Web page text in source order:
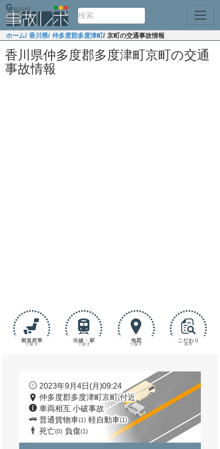
ホーム/ 香川県/ 仲多度郡多度津町/ 京町の交通事故情報
香川県仲多度郡多度津町京町の交通
事故情報
都道府県
で探す
沿線・駅
で探す
地図
で探す
こだわり
条件
2023年9月4日(月)09:24
仲多度郡多度津町京町 付近
車両相互 小破事故
普通貨物車(1) 軽自動車(1)
死亡(0) 負傷(1)